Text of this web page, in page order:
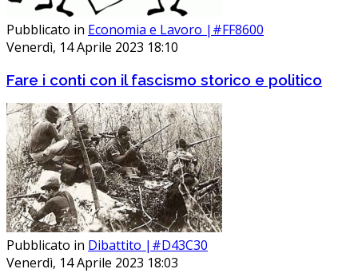
Pubblicato in Economia e Lavoro |#FF8600
Venerdì, 14 Aprile 2023 18:10
Fare i conti con il fascismo storico e politico
Pubblicato in Dibattito |#D43C30
Venerdì, 14 Aprile 2023 18:03